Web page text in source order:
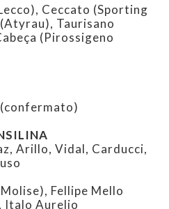
Ceccato (Sporting
Taurisano
(Pirossigeno
Arillo, Vidal, Carducci,
Fellipe Mello
Italo Aurelio